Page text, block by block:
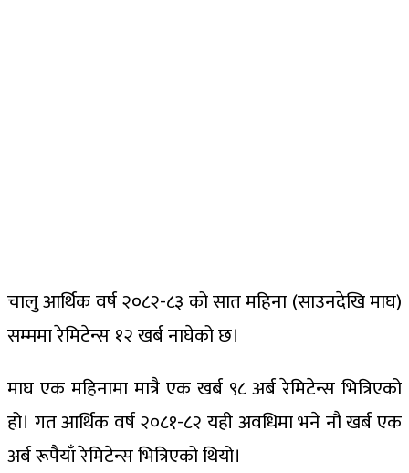
चालु आर्थिक वर्ष २०८२-८३ को सात महिना (साउनदेखि माघ)
सम्ममा रेमिटेन्स १२ खर्ब नाघेको छ।
माघ एक महिनामा मात्रै एक खर्ब ९८ अर्ब रेमिटेन्स भित्रिएको
हो। गत आर्थिक वर्ष २०८१-८२ यही अवधिमा भने नौ खर्ब एक
अर्ब रूपैयाँ रेमिटेन्स भित्रिएको थियो।